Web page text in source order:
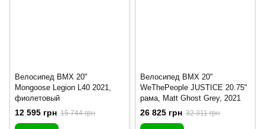
Велосипед BMX 20"
Mongoose Legion L40 2021,
фиолетовый
12 595 грн 15 744 грн
Велосипед BMX 20"
WeThePeople JUSTICE 20.75"
рама, Matt Ghost Grey, 2021
26 825 грн 32 311 грн